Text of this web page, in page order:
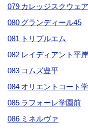
079 カレッジスクウェ
080 グランディール45
081 トリプルエム
082 レイディアント平岸
083 コムズ豊平
084 オリエントコート
085 ラフォーレ学園前
086 ミネルヴァ